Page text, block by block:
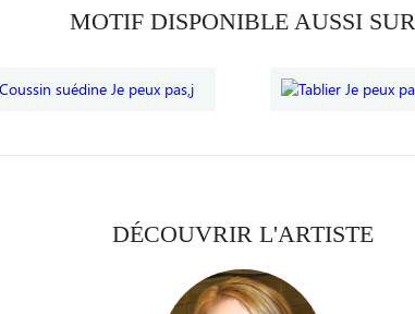
MOTIF DISPONIBLE AUSSI SUR
DÉCOUVRIR L'ARTISTE